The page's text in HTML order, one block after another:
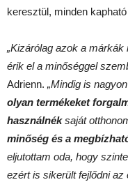
keresztül, minden
„Kizárólag azok a
érik el a minőséggel
Adrienn. „Mindig is
olyan termékeket
használnéksaját
minőség és a
eljutottam oda, hogy
ezért is sikerült fejlődni az